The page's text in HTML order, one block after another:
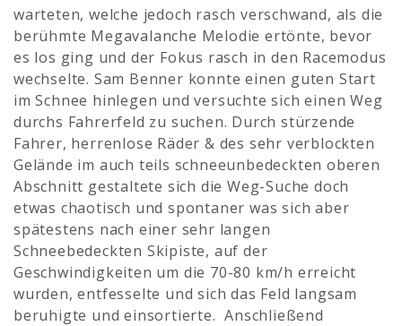
warteten, welche jedoch rasch verschwand, als die
berühmte Megavalanche Melodie ertönte, bevor
es los ging und der Fokus rasch in den Racemodus
wechselte. Sam Benner konnte einen guten Start
im Schnee hinlegen und versuchte sich einen Weg
durchs Fahrerfeld zu suchen. Durch stürzende
Fahrer, herrenlose Räder & des sehr verblockten
Gelände im auch teils schneeunbedeckten oberen
Abschnitt gestaltete sich die Weg-Suche doch
etwas chaotisch und spontaner was sich aber
spätestens nach einer sehr langen
Schneebedeckten Skipiste, auf der
Geschwindigkeiten um die 70-80 km/h erreicht
wurden, entfesselte und sich das Feld langsam
beruhigte und einsortierte. Anschließend